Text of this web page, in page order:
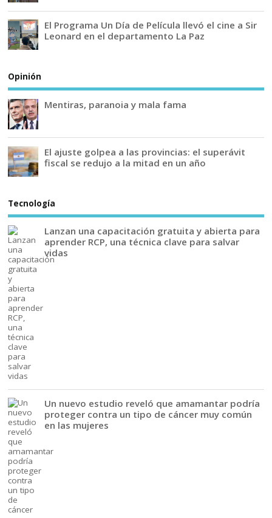
El Programa Un Día de Película llevó el cine a Sir
Leonard en el departamento La Paz
Opinión
Mentiras, paranoia y mala fama
El ajuste golpea a las provincias: el superávit
fiscal se redujo a la mitad en un año
Tecnología
Lanzan una capacitación gratuita y abierta para
aprender RCP, una técnica clave para salvar
vidas
Un nuevo estudio reveló que amamantar podría
proteger contra un tipo de cáncer muy común
en las mujeres